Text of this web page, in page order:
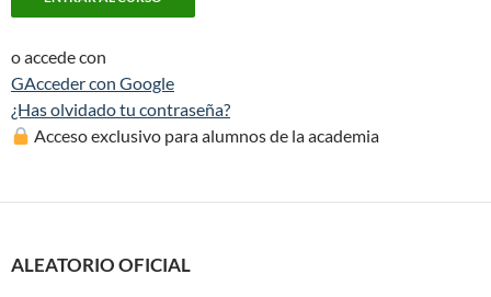
o accede con
GAcceder con Google
¿Has olvidado tu contraseña?
Acceso exclusivo para alumnos de la academia
ALEATORIO OFICIAL